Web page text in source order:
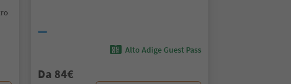
Alto Adige Guest Pass
Da 84€